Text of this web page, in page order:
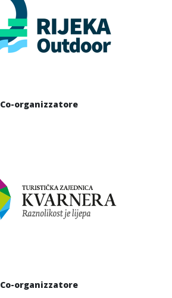
Co-organizzatore
Co-organizzatore